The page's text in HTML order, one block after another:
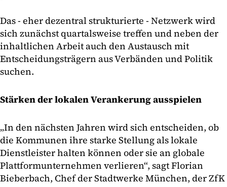
Das - eher dezentral strukturierte - Netzwerk wird
sich zunächst quartalsweise treffen und neben der
inhaltlichen Arbeit auch den Austausch mit
Entscheidungsträgern aus Verbänden und Politik
suchen.
Stärken der lokalen Verankerung ausspielen
„In den nächsten Jahren wird sich entscheiden, ob
die Kommunen ihre starke Stellung als lokale
Dienstleister halten können oder sie an globale
Plattformunternehmen verlieren“, sagt Florian
Bieberbach, Chef der Stadtwerke München, der ZfK